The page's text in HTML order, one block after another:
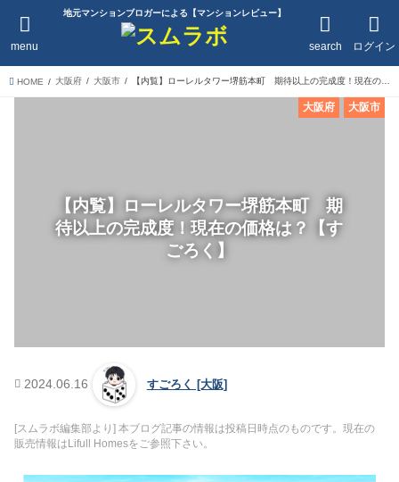
地元マンションブロガーによる【マンションレビュー】
ログイン
search
menu
HOME 大阪府 大阪市
【内覧】ローレルタワー堺筋本町 期
待以上の完成度！現在の価格は？【す
ごろく】
大阪市
大阪府
2024.06.16 すごろく [大阪]
[スムラボ編集部より] 本ブログ記事の情報は投稿日時点のものです。現在の
販売情報はLifull Homesをご参照下さい。